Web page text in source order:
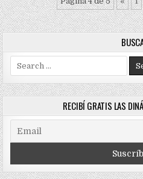
for:
RECIBÍ GRATIS LAS